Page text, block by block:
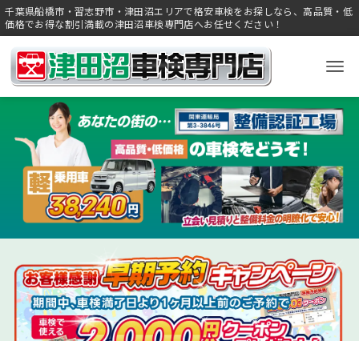
千葉県船橋市・習志野市・津田沼エリアで格安車検をお探しなら、高品質・低
価格でお得な割引満載の津田沼車検専門店へお任せください！